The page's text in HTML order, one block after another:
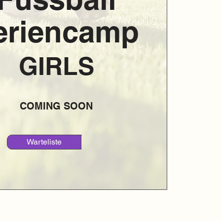
GIRLS
COMING SOON
Warteliste